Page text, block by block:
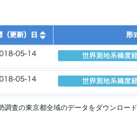
査の東京都全域のデータをダウンロード